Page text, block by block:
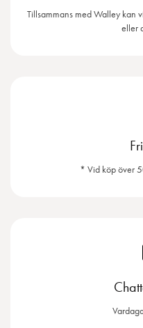
Tillsammans med Walley kan
eller
* Vid köp över